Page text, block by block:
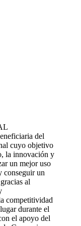
del
cuyo objetivo
la innovación y
un mejor uso
conseguir un
al
competitividad
durante el
el apoyo del